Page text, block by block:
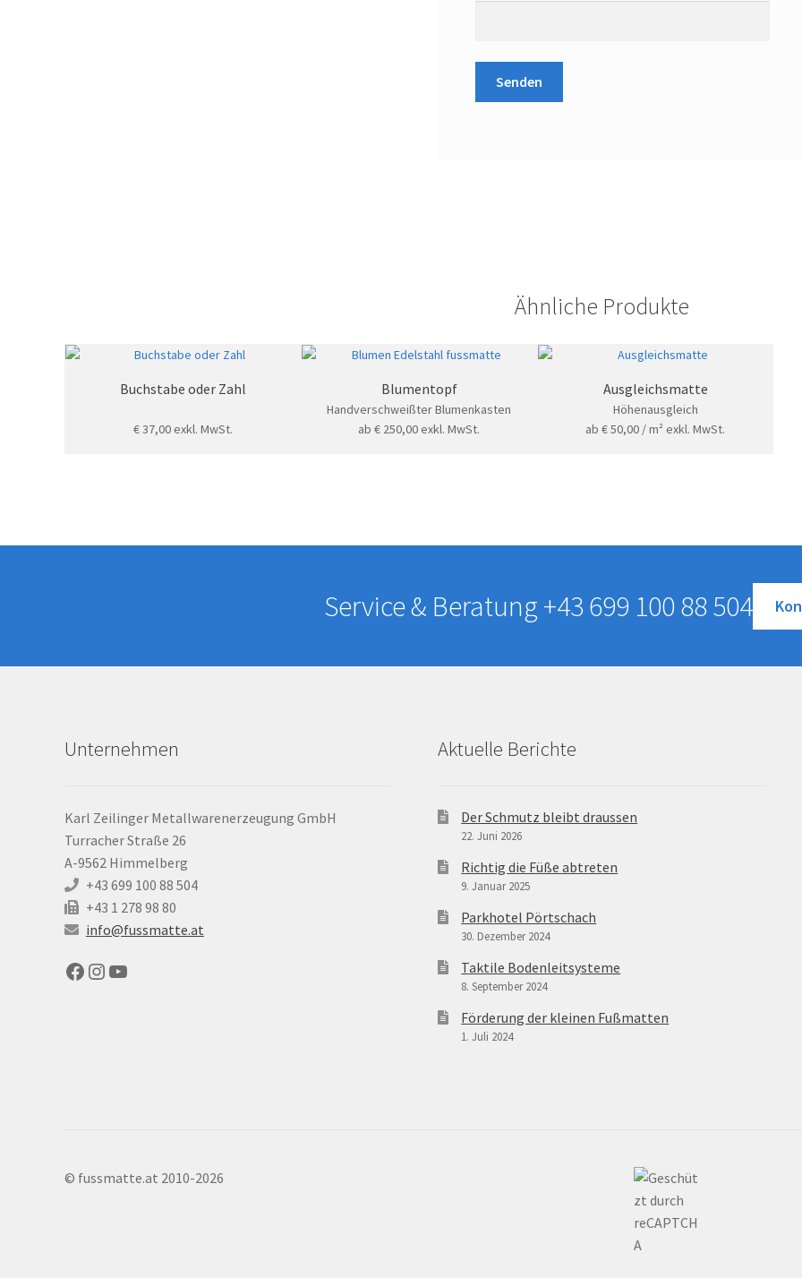
Ähnliche Produkte
Buchstabe oder Zahl
€37,00 exkl. MwSt.
Blumentopf
Handverschweißter Blumenkasten
ab € 250,00 exkl. MwSt.
Ausgleichsmatte
Höhenausgleich
ab €50,00 / m² exkl. MwSt.
Service & Beratung +43 699 100 88 504
Unternehmen
Karl Zeilinger Metallwarenerzeugung GmbH
Turracher Straße 26
A-9562 Himmelberg
+43 699 100 88 504
+43 1 278 98 80
info@fussmatte.at
Facebook
Instagram
YouTube
Aktuelle Berichte
Der Schmutz bleibt draussen
22. Juni 2026
Richtig die Füße abtreten
9. Januar 2025
Parkhotel Pörtschach
30. Dezember 2024
Taktile Bodenleitsysteme
8. September 2024
Förderung der kleinen Fußmatten
1. Juli 2024
© fussmatte.at 2010-2026